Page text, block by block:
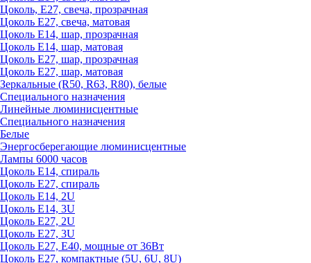
Цоколь, Е27, свеча, прозрачная
Цоколь Е27, свеча, матовая
Цоколь Е14, шар, прозрачная
Цоколь Е14, шар, матовая
Цоколь Е27, шар, прозрачная
Цоколь Е27, шар, матовая
Зеркальные (R50, R63, R80), белые
Специального назначения
Линейные люминисцентные
Специального назначения
Белые
Энергосберегающие люминисцентные
Лампы 6000 часов
Цоколь Е14, спираль
Цоколь Е27, спираль
Цоколь Е14, 2U
Цоколь Е14, 3U
Цоколь Е27, 2U
Цоколь Е27, 3U
Цоколь Е27, Е40, мощные от 36Вт
Цоколь Е27, компактные (5U, 6U, 8U)